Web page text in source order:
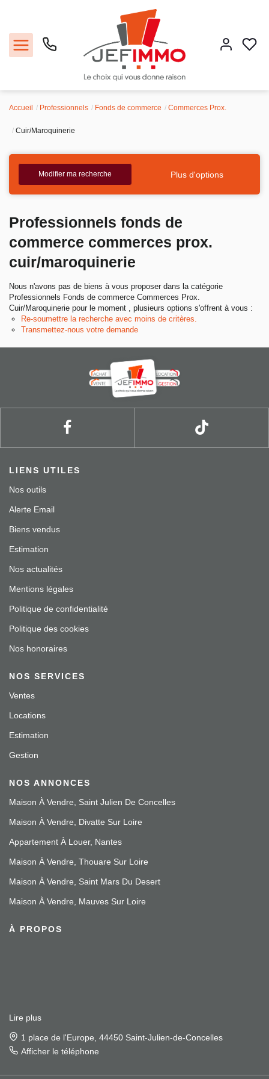
Louer
Vendre
Faire gérer
Estimer
Entreprise
Nos agences
Accueil Professionnels Fonds de commerce Commerces Prox.
Cuir/Maroquinerie
Modifier ma recherche Plus d'options
Professionnels fonds de
commerce commerces prox.
cuir/maroquinerie
Nous n'avons pas de biens à vous proposer dans la catégorie
Professionnels Fonds de commerce Commerces Prox.
Cuir/Maroquinerie pour le moment , plusieurs options s'offrent à vous :
Re-soumettre la recherche avec moins de critères.
Transmettez-nous votre demande
LIENS UTILES
Nos outils
Alerte Email
Biens vendus
Estimation
Nos actualités
Mentions légales
Politique de confidentialité
Politique des cookies
Nos honoraires
NOS SERVICES
Ventes
Locations
Estimation
Gestion
NOS ANNONCES
Maison À Vendre, Saint Julien De Concelles
Maison À Vendre, Divatte Sur Loire
Appartement À Louer, Nantes
Maison À Vendre, Thouare Sur Loire
Maison À Vendre, Saint Mars Du Desert
Maison À Vendre, Mauves Sur Loire
À PROPOS
Lire plus
1 place de l'Europe, 44450 Saint-Julien-de-Concelles
Afficher le téléphone